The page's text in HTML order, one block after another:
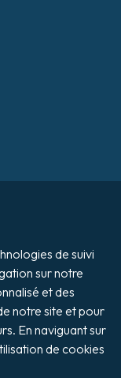
de suivi
sur notre
et des
notre site et pour
En naviguant sur
de cookies